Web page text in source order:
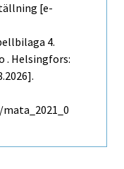
[e-
4.
. Helsingfors: